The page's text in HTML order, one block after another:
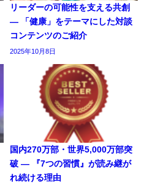
リーダーの可能性を支える共創
― 「健康」をテーマにした対談
コンテンツのご紹介
2025年10月8日
国内270万部・世界5,000万部突
破 ― 『7つの習慣』が読み継が
れ続ける理由